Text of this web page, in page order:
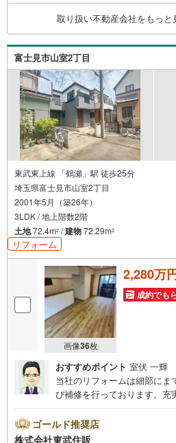
宅地建物取引士やファイナ
ンアドバイザーなど、専門資
しております。お客様から
待ちしております。
取り扱い不動産会社をもっと
富士見市山室2丁目
東武東上線 「鶴瀬」駅 徒歩25分
埼玉県富士見市山室2丁目
2001年5月（築26年）
3LDK / 地上階数2階
土地72.4m2 /建物72.29m2
リフォーム
画像36枚
2,280万
成約でも
おすすめポイント 室伏 一輝
当社のリフォームは細部にま
び補修を行っております。充
時間帯はお電話でのお問い合
えをご希望の方は自社買取保
ゴールド推奨店
株式会社東武住販